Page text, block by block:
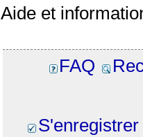
Aide et
FAQ
S'enregistrer